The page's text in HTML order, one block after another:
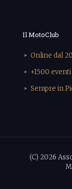
Il MotoClub
Online dal
+1500
Sempre in
(C) 2026